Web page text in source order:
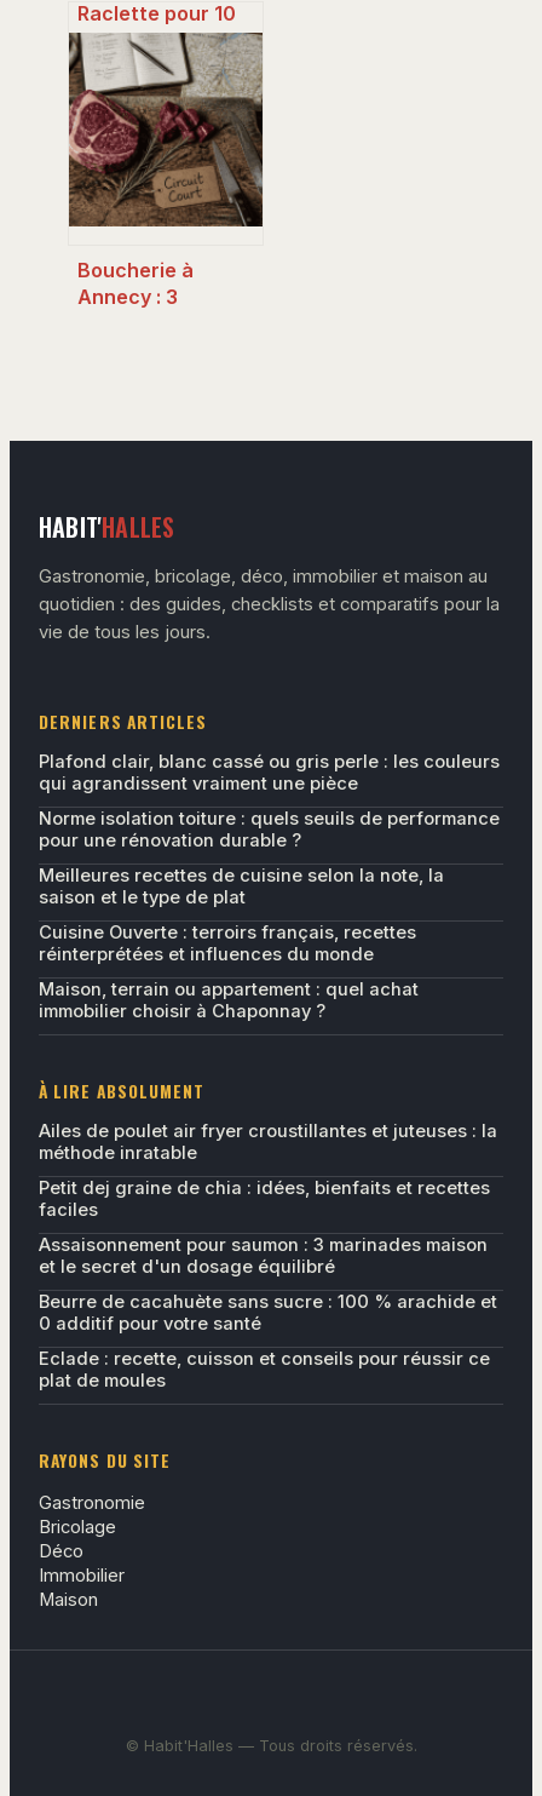
Raclette pour 10
personnes : 2,5 kg
de fromage et 4
chiffres clés pour
réussir vos
courses
Boucherie à
Annecy : 3
HABIT'HALLES
Gastronomie, bricolage, déco, immobilier et maison au
quotidien : des guides, checklists et comparatifs pour la
vie de tous les jours.
DERNIERS ARTICLES
Plafond clair, blanc cassé ou gris perle : les couleurs
qui agrandissent vraiment une pièce
Norme isolation toiture : quels seuils de performance
pour une rénovation durable ?
Meilleures recettes de cuisine selon la note, la
saison et le type de plat
Cuisine Ouverte : terroirs français, recettes
réinterprétées et influences du monde
Maison, terrain ou appartement : quel achat
immobilier choisir à Chaponnay ?
À LIRE ABSOLUMENT
Ailes de poulet air fryer croustillantes et juteuses : la
méthode inratable
Petit dej graine de chia : idées, bienfaits et recettes
faciles
Assaisonnement pour saumon : 3 marinades maison
et le secret d'un dosage équilibré
Beurre de cacahuète sans sucre : 100 % arachide et
0 additif pour votre santé
Eclade : recette, cuisson et conseils pour réussir ce
plat de moules
RAYONS DU SITE
Gastronomie
Bricolage
Déco
Immobilier
Maison
© Habit'Halles — Tous droits réservés.